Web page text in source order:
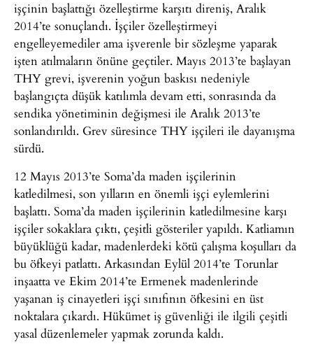
işçinin başlattığı özelleştirme karşıtı direniş, Aralık
2014’te sonuçlandı. İşçiler özelleştirmeyi
engelleyemediler ama işverenle bir sözleşme yaparak
işten atılmaların önüne geçtiler. Mayıs 2013’te başlayan
THY grevi, işverenin yoğun baskısı nedeniyle
başlangıçta düşük katılımla devam etti, sonrasında da
sendika yönetiminin değişmesi ile Aralık 2013’te
sonlandırıldı. Grev süresince THY işçileri ile dayanışma
sürdü.
12 Mayıs 2013’te Soma’da maden işçilerinin
katledilmesi, son yılların en önemli işçi eylemlerini
başlattı. Soma’da maden işçilerinin katledilmesine karşı
işçiler sokaklara çıktı, çeşitli gösteriler yapıldı. Katliamın
büyüklüğü kadar, madenlerdeki kötü çalışma koşulları da
bu öfkeyi patlattı. Arkasından Eylül 2014’te Torunlar
inşaatta ve Ekim 2014’te Ermenek madenlerinde
yaşanan iş cinayetleri işçi sınıfının öfkesini en üst
noktalara çıkardı. Hükümet iş güvenliği ile ilgili çeşitli
yasal düzenlemeler yapmak zorunda kaldı.